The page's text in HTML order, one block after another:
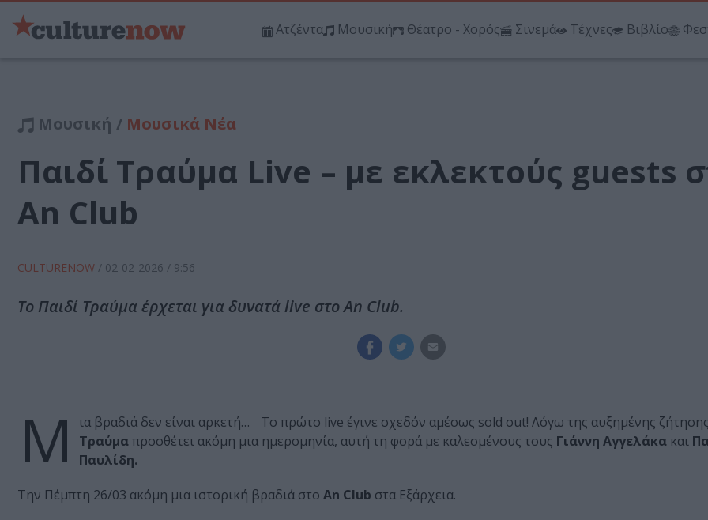
Ατζέντα Μουσική Θέατρο - Χορός Σινεμά Τέχνες Βιβλίο
Μουσική / Μουσικά Νέα
Παιδί Τραύμα Live – με εκλεκτούς guests
An Club
CULTURENOW / 02-02-2026 / 9:56
Το Παιδί Τραύμα έρχεται για δυνατά live στο An Club.
Μ ια βραδιά δεν είναι αρκετή… Το πρώτο live έγινε σχεδόν αμέσως sold out! Λόγω της αυξημένης
Τραύμαπροσθέτει ακόμη μια ημερομηνία, αυτή τη φορά με καλεσμένους τους Γιάννη Αγγελάκα και
Παυλίδη.
Την Πέμπτη 26/03 ακόμη μια ιστορική βραδιά στο An Club στα Εξάρχεια.